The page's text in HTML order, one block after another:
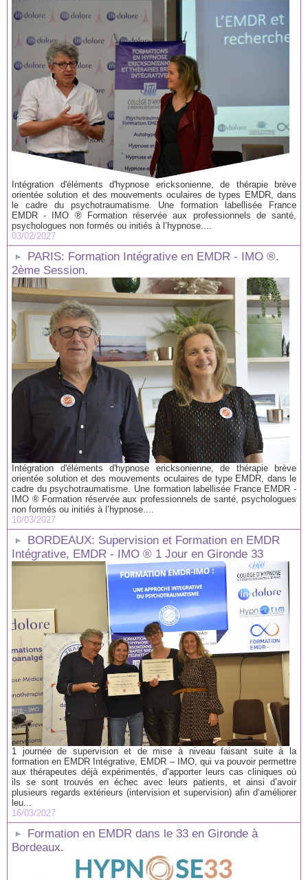
Intégration d'éléments d'hypnose ericksonienne, de thérapie brève
orientée solution et des mouvements oculaires de types EMDR, dans
le cadre du psychotraumatisme. Une formation labellisée France
EMDR - IMO ® Formation réservée aux professionnels de santé,
psychologues non formés ou initiés à l’hypnose....
03/02/2027
PARIS: Formation Intégrative en EMDR - IMO ®.
2ème Session.
Intégration d'éléments d'hypnose ericksonienne, de thérapie brève
orientée solution et des mouvements oculaires de type EMDR, dans le
cadre du psychotraumatisme. Une formation labellisée France EMDR -
IMO ® Formation réservée aux professionnels de santé, psychologues
non formés ou initiés à l’hypnose....
10/03/2027
BORDEAUX: Supervision et Formation en EMDR
Intégrative, EMDR - IMO ® 1 Jour en Gironde 33
1 journée de supervision et de mise à niveau faisant suite à la
formation en EMDR Intégrative, EMDR – IMO, qui va pouvoir permettre
aux thérapeutes déjà expérimentés, d’apporter leurs cas cliniques où
ils se sont trouvés en échec avec leurs patients, et ainsi d’avoir
plusieurs regards extérieurs (intervision et supervision) afin d’améliorer
leu...
16/03/2027
Formation en EMDR dans le 33 en Gironde à
Bordeaux.